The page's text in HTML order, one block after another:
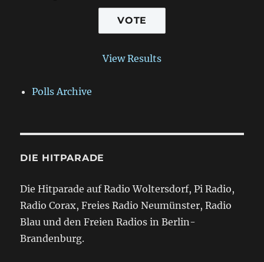
View Results
Polls Archive
DIE HITPARADE
Die Hitparade auf Radio Woltersdorf, Pi Radio,
Radio Corax, Freies Radio Neumünster, Radio
Blau und den Freien Radios in Berlin-
Brandenburg.